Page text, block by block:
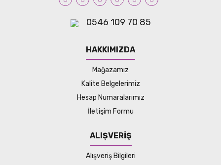
0546 109 70 85
HAKKIMIZDA
Mağazamız
Kalite Belgelerimiz
Hesap Numaralarımız
İletişim Formu
ALIŞVERİŞ
Alışveriş Bilgileri